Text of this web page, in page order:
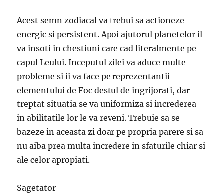
Acest semn zodiacal va trebui sa actioneze
energic si persistent. Apoi ajutorul planetelor il
va insoti in chestiuni care cad literalmente pe
capul Leului. Inceputul zilei va aduce multe
probleme si ii va face pe reprezentantii
elementului de Foc destul de ingrijorati, dar
treptat situatia se va uniformiza si increderea
in abilitatile lor le va reveni. Trebuie sa se
bazeze in aceasta zi doar pe propria parere si sa
nu aiba prea multa incredere in sfaturile chiar si
ale celor apropiati.
Sagetator